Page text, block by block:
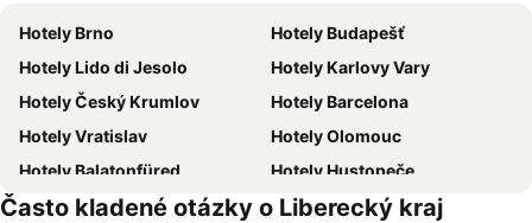
Hotely Brno
Hotely Budapešť
Hotely Lido di Jesolo
Hotely Karlovy Vary
Hotely Český Krumlov
Hotely Barcelona
Hotely Vratislav
Hotely Olomouc
Hotely Balatonfüred
Hotely Hustopeče
Hotely Vídeň
Hotely Hurghada
Často kladené otázky o Liberecký kraj